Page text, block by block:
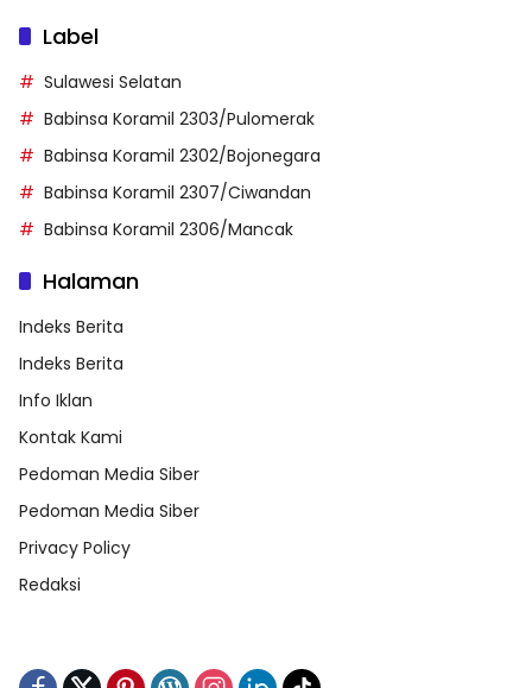
Label
Sulawesi Selatan
Babinsa Koramil 2303/Pulomerak
Babinsa Koramil 2302/Bojonegara
Babinsa Koramil 2307/Ciwandan
Babinsa Koramil 2306/Mancak
Halaman
Indeks Berita
Indeks Berita
Info Iklan
Kontak Kami
Pedoman Media Siber
Pedoman Media Siber
Privacy Policy
Redaksi